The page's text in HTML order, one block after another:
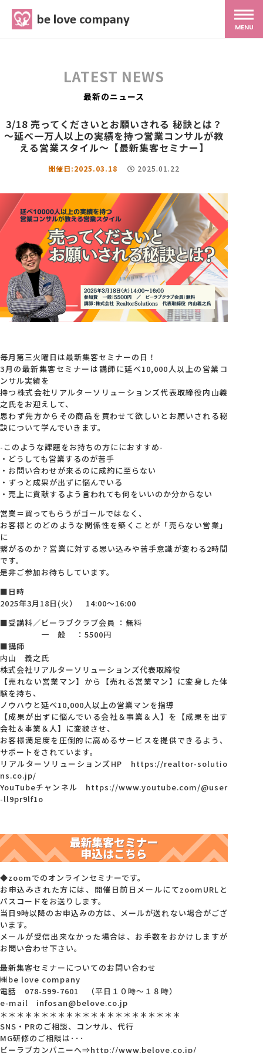
MENU
SNS広報
スタッフ紹介
最新ブログ
会社概要
アクセス
採用情報
お問い合わせ
LATEST NEWS
最新のニュース
3/18 売ってくださいとお願いされる 秘訣とは？
〜延べ一万人以上の実績を持つ営業コンサルが教
える営業スタイル〜【最新集客セミナー】
開催日:2025.03.18 2025.01.22
毎月第三火曜日は最新集客セミナーの日！
3月の最新集客セミナーは講師に延べ10,000人以上の営業コ
ンサル実績を
持つ株式会社リアルターソリューションズ代表取締役内山義
之氏をお迎えして、
思わず先方からその商品を買わせて欲しいとお願いされる秘
訣について学んでいきます。
-このような課題をお持ちの方ににおすすめ-
・どうしても営業するのが苦手
・お問い合わせが来るのに成約に至らない
・ずっと成果が出ずに悩んでいる
・売上に貢献するよう言われても何をいいのか分からない
営業＝買ってもらうがゴールではなく、
お客様とのどのような関係性を築くことが「売らない営業」
に
繋がるのか？営業に対する思い込みや苦手意識が変わる2時間
です。
是非ご参加お待ちしています。
■日時
2025年3月18日(火） 14:00～16:00
■受講料／ビーラブクラブ会員 ：無料
一 般 ：5500円
■講師
内山 義之氏
株式会社リアルターソリューションズ代表取締役
【売れない営業マン】から【売れる営業マン】に変身した体
験を持ち、
ノウハウと延べ10,000人以上の営業マンを指導
【成果が出ずに悩んでいる会社＆事業＆人】を【成果を出す
会社＆事業＆人】に変貌させ、
お客様満足度を圧倒的に高めるサービスを提供できるよう、
サポートをされています。
リアルターソリューションズHP https://realtor-solutio
ns.co.jp/
YouTubeチャンネル https://www.youtube.com/@user
-ll9pr9lf1o
◆zoomでのオンラインセミナーです。
お申込みされた方には、開催日前日メールにてzoomURLと
パスコードをお送りします。
当日9時以降のお申込みの方は、メールが送れない場合がござ
います。
メールが受信出来なかった場合は、お手数をおかけしますが
お問い合わせ下さい。
最新集客セミナーについてのお問い合わせ
㈱be love company
電話 078-599-7601 （平日１０時～１８時）
e-mail infosan@belove.co.jp
＊＊＊＊＊＊＊＊＊＊＊＊＊＊＊＊＊＊＊＊＊＊
SNS・PRのご相談、コンサル、代行
MG研修のご相談は･･･
ビーラブカンパニーへ⇒http://www.belove.co.jp/